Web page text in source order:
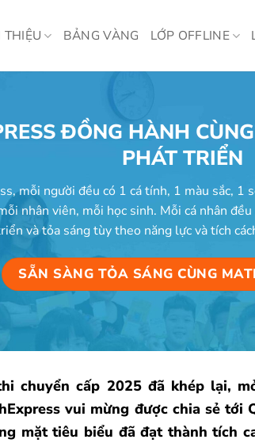
THIỆU BẢNG VÀNG LỚP OFFLINE
ĐỒNG HÀNH
PHÁT TRIỂN
mỗi người đều có 1 cá tính, 1 màu sắc, 1
nhân viên, mỗi học sinh. Mỗi cá nhân
và tỏa sáng tùy theo năng lực và tích
SẴN SÀNG TỎA SÁNG CÙNG
chuyển cấp 2025 đã khép lại,
vui mừng được chia sẻ tới
mặt tiêu biểu đã đạt thành tích